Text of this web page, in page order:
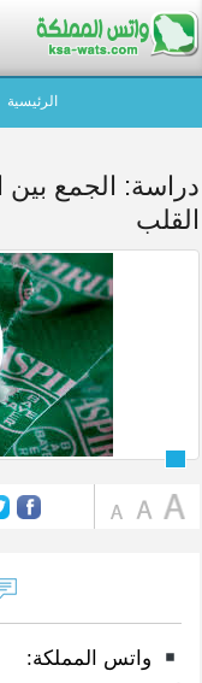
الرئيسية
القلب
واتس المملكة: